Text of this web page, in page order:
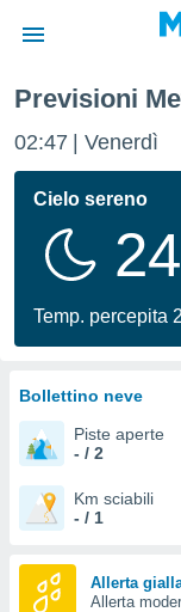
di
per
le
di
Web
le
Previsioni
02:47 Venerdì
Cielo sereno
Temp. percepita
Bollettino neve
Piste aperte
- / 2
Km sciabili
- / 1
Allerta
Allerta